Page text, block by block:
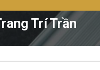
Trí Trần